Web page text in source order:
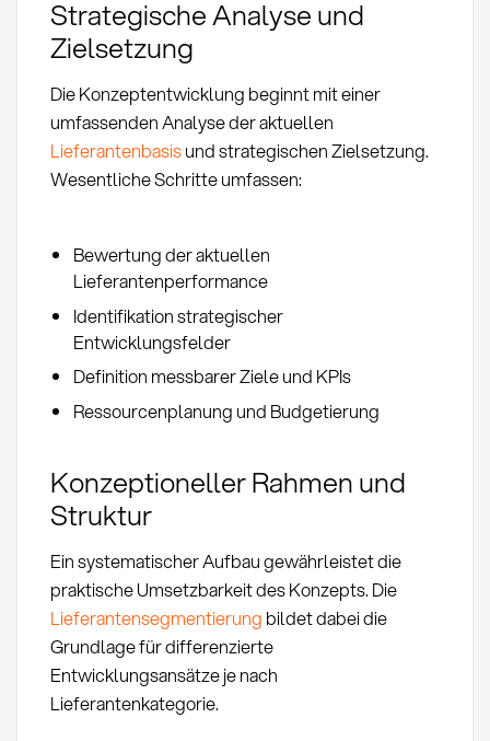
Strategische Analyse und
Zielsetzung
Die Konzeptentwicklung beginnt mit einer
umfassenden Analyse der aktuellen
Lieferantenbasisund strategischen Zielsetzung.
Wesentliche Schritte umfassen:
Bewertung der aktuellen
Lieferantenperformance
Identifikation strategischer
Entwicklungsfelder
Definition messbarer Ziele und KPIs
Ressourcenplanung und Budgetierung
Konzeptioneller Rahmen und
Struktur
Ein systematischer Aufbau gewährleistet die
praktische Umsetzbarkeit des Konzepts. Die
Lieferantensegmentierung bildet dabei die
Grundlage für differenzierte
Entwicklungsansätze je nach
Lieferantenkategorie.